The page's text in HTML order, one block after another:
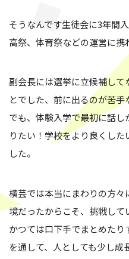
そうなんです生徒会に3年間
高祭、体育祭などの運営に携
副会長には選挙に立候補し
とでした、前に出るのが苦手
でも、体験入学で最初に話
りたい！学校をより良くし
した。
横芸では本当にまわりの方
境だったからこそ、挑戦して
かつては口下手でまとめた
を通して、人としても少し成